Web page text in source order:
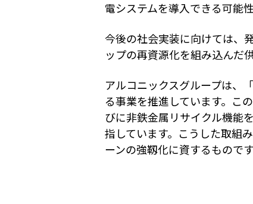
電システムを導入できる可能
今後の社会実装に向けては、
ップの再資源化を組み込んだ
アルコニックスグループは、
る事業を推進しています。こ
びに非鉄金属リサイクル機能を
指しています。こうした取組
ーンの強靱化に資するものです